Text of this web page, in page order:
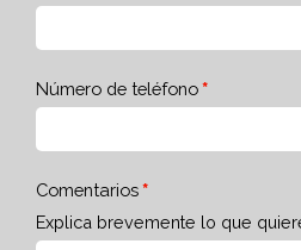
Número de teléfono
Comentarios
Explica brevemente lo que